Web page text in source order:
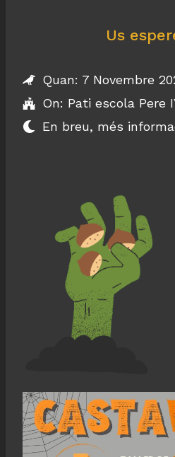
Us
Quan: 7 Novembre
On: Pati escola Pere
En breu, més